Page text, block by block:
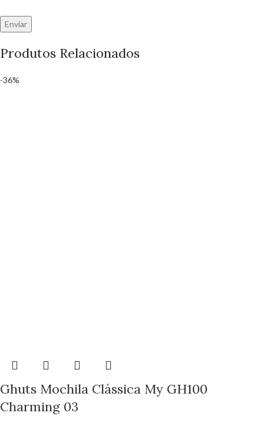
Produtos Relacionados
-36%
Ghuts Mochila Clássica My GH100
Charming 03